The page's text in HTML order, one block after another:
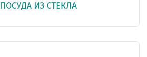
ПОСУДА ИЗ СТЕКЛА